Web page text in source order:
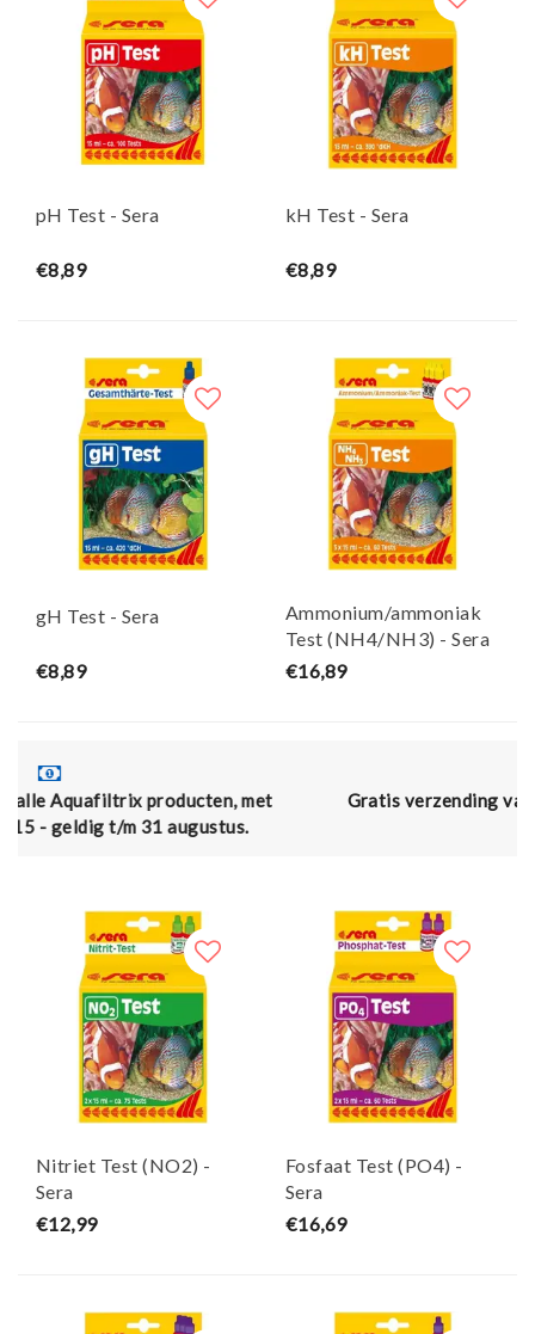
pH Test - Sera
€8,89
kH Test - Sera
€8,89
gH Test - Sera
€8,89
Ammonium/ammoniak
Test (NH4/NH3) - Sera
€16,89
met
Gratis verzending vanaf € 50,- (en naar België
Nitriet Test (NO2) -
Sera
€12,99
Fosfaat Test (PO4) -
Sera
€16,69